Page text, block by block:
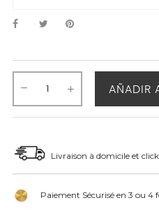
AÑADIR
Livraison à domicile et
Paiement Sécurisé en 3 ou 4